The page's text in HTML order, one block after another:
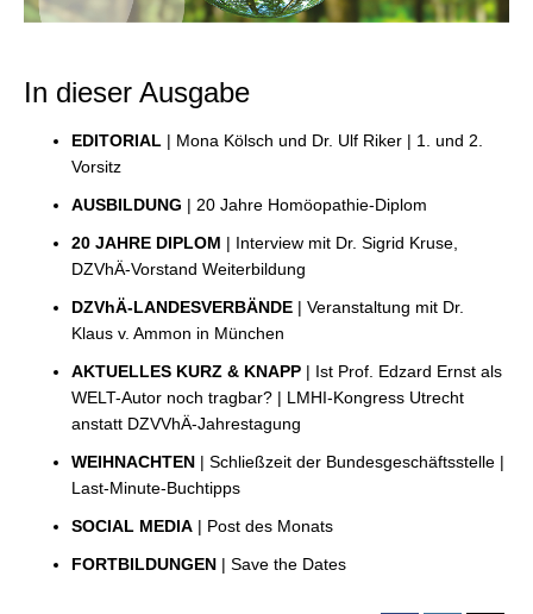
In dieser Ausgabe
EDITORIAL | Mona Kölsch und Dr. Ulf Riker | 1. und 2.
Vorsitz
AUSBILDUNG | 20 Jahre Homöopathie-Diplom
20 JAHRE DIPLOM | Interview mit Dr. Sigrid Kruse,
DZVhÄ-Vorstand Weiterbildung
DZVhÄ-LANDESVERBÄNDE | Veranstaltung mit Dr.
Klaus v. Ammon in München
AKTUELLES KURZ & KNAPP | Ist Prof. Edzard Ernst als
WELT-Autor noch tragbar? | LMHI-Kongress Utrecht
anstatt DZVVhÄ-Jahrestagung
WEIHNACHTEN | Schließzeit der Bundesgeschäftsstelle |
Last-Minute-Buchtipps
SOCIAL MEDIA | Post des Monats
FORTBILDUNGEN | Save the Dates